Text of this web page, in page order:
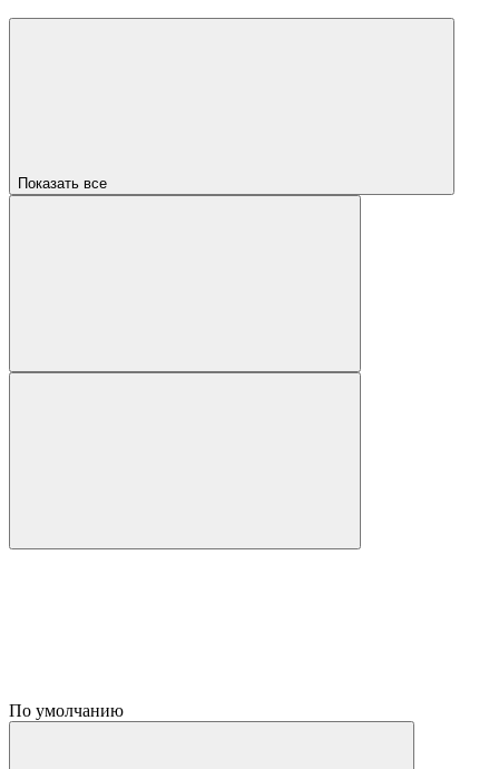
Показать все
По умолчанию